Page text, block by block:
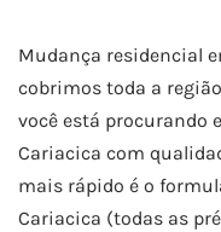
Mudança residencial
cobrimos toda a
você está procurando
Cariacica com
mais rápido é o
Cariacica (todas as